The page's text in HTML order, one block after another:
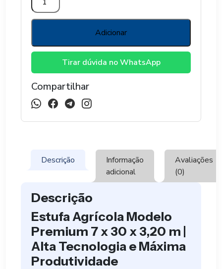
AGRICOLA
MODELO
7
X
3,2
M
Adicionar
Tirar dúvida no WhatsApp
Compartilhar
Descrição
Informação
adicional
Avaliações
(0)
Descrição
Estufa Agrícola Modelo
Premium 7 x 30 x 3,20 m |
Alta Tecnologia e Máxima
Produtividade